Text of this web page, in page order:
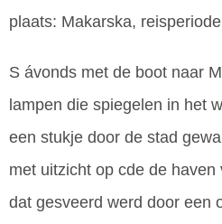
plaats: Makarska,
S ávonds met de boot naar
lampen die spiegelen in het
een stukje door de stad
met uitzicht op cde de
dat gesveerd werd door een